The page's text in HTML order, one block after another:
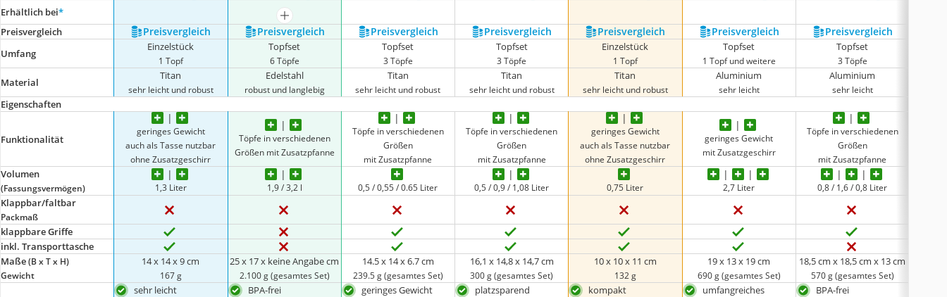
Erhältlich bei*
mehr anzeigen
Preis­vergleich
Preis­vergleich Preis­vergleich Preis­vergleich Preis­vergleich Preis­vergleich Preis­vergleich Preis­vergleich
Umfang
Einzelstück
1 Topf
Topfset
6 Töpfe
Topfset
3 Töpfe
Topfset
3 Töpfe
Einzelstück
1 Topf
Topfset
1 Topf und weitere
Topfset
3 Töpfe
Material
Titan
sehr leicht und robust
Edelstahl
robust und langlebig
Titan
sehr leicht und robust
Titan
sehr leicht und robust
Titan
sehr leicht und robust
Aluminium
sehr leicht
Aluminium
sehr leicht
Eigenschaften
Funktionalität
geringes Gewicht
auch als Tasse nutzbar
ohne Zusatzgeschirr
Töpfe in verschiedenen
Größen mit Zusatzpfanne
Töpfe in verschiedenen
Größen
mit Zusatzpfanne
Töpfe in verschiedenen
Größen
mit Zusatzpfanne
geringes Gewicht
auch als Tasse nutzbar
ohne Zusatzgeschirr
geringes Gewicht
mit Zusatzgeschirr
Töpfe in verschiedenen
Größen
mit Zusatzpfanne
Volumen
(Fassungsvermögen) 1,3 Liter 1,9 / 3,2 l 0,5 / 0,55 / 0.65 Liter 0,5 / 0,9 / 1,08 Liter 0,75 Liter 2,7 Liter 0,8 / 1,6 / 0,8 Liter
Klappbar/faltbar
Packmaß
klappbare Griffe
inkl. Transporttasche
Maße(B x T x H)
Gewicht
14 x 14 x 9 cm
167 g
25 x 17 x keine Angabe cm
2.100 g (gesamtes Set)
14.5 x 14 x 6.7 cm
239.5 g (gesamtes Set)
16,1 x 14,8 x 14,7 cm
300 g (gesamtes Set)
10 x 10 x 11 cm
132 g
19 x 13 x 19 cm
690 g (gesamtes Set)
18,5 cm x 18,5 cm x 13 cm
570 g (gesamtes Set)
sehr leicht
BPA-frei
geringes Gewicht
platzsparend
kompakt
umfangreiches
BPA-frei